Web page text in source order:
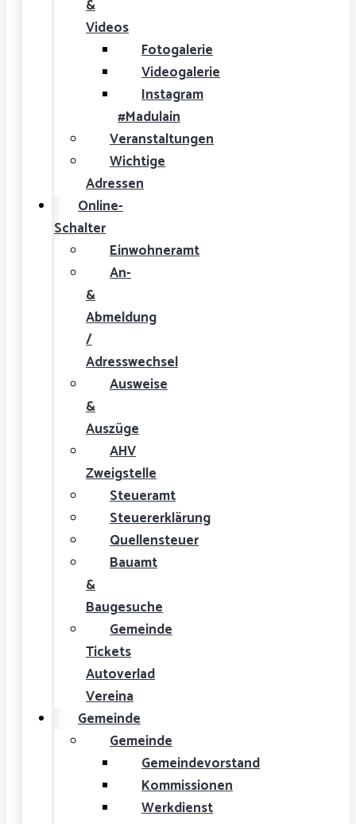
&
Videos
Fotogalerie
Videogalerie
Instagram
#Madulain
Veranstaltungen
Wichtige
Adressen
Online-
Schalter
Einwohneramt
An-
&
Abmeldung
/
Adresswechsel
Ausweise
&
Auszüge
AHV
Zweigstelle
Steueramt
Steuererklärung
Quellensteuer
Bauamt
&
Baugesuche
Gemeinde
Tickets
Autoverlad
Vereina
Gemeinde
Gemeinde
Gemeindevorstand
Kommissionen
Werkdienst